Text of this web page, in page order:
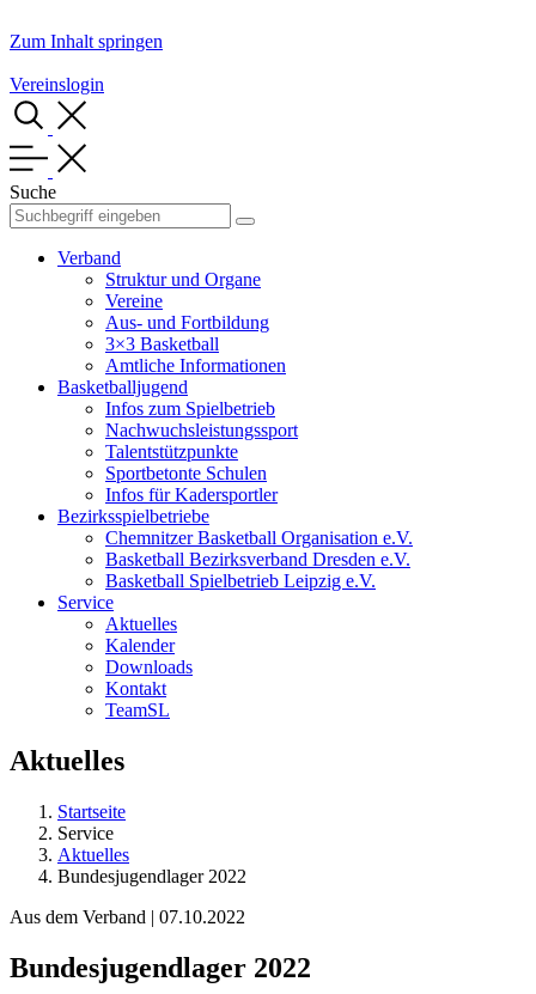
Zum Inhalt springen
Vereinslogin
Suche
Verband
Struktur und Organe
Vereine
Aus- und Fortbildung
3×3 Basketball
Amtliche Informationen
Basketballjugend
Infos zum Spielbetrieb
Nachwuchsleistungssport
Talentstützpunkte
Sportbetonte Schulen
Infos für Kadersportler
Bezirksspielbetriebe
Chemnitzer Basketball Organisation e.V.
Basketball Bezirksverband Dresden e.V.
Basketball Spielbetrieb Leipzig e.V.
Service
Aktuelles
Kalender
Downloads
Kontakt
TeamSL
Aktuelles
Startseite
Service
Aktuelles
Bundesjugendlager 2022
Aus dem Verband | 07.10.2022
Bundesjugendlager 2022